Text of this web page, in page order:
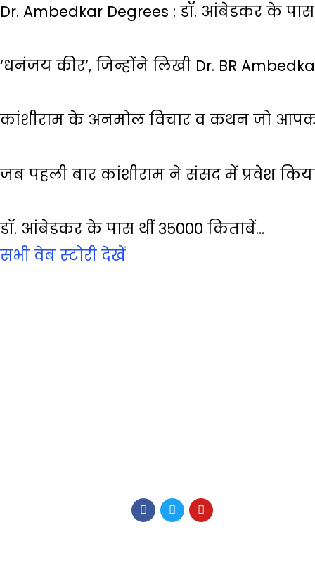
Dr. Ambedkar Degrees : डॉ. आंबेडकर के पास
‘धनंजय कीर’, जिन्होंने लिखी Dr. BR
कांशीराम के अनमोल विचार व कथन जो
जब पहली बार कांशीराम ने संसद में प्रवेश
डॉ. आंबेडकर के पास थीं 35000 किताबें…
सभी वेब स्‍टोरी देखें